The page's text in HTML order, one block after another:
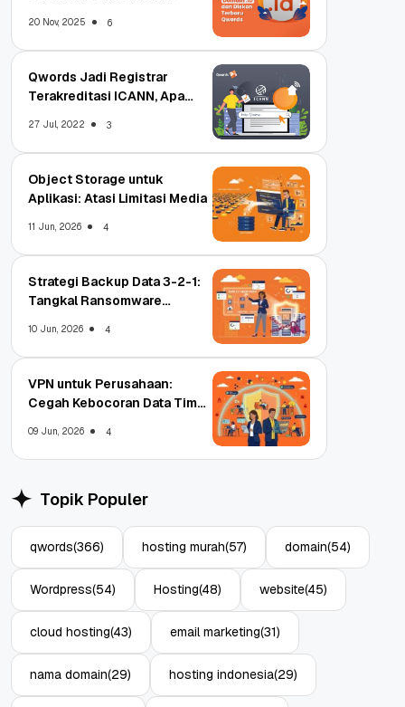
20 Nov, 2025 6
Qwords Jadi Registrar
Terakreditasi ICANN, Apa
27 Jul, 2022 3
Object Storage untuk
Aplikasi: Atasi Limitasi Media
11 Jun, 2026 4
Strategi Backup Data 3-2-1:
Tangkal Ransomware
10 Jun, 2026 4
VPN untuk Perusahaan:
Cegah Kebocoran Data Tim
09 Jun, 2026 4
Topik Populer
qwords(366) hosting murah(57) domain(54)
Wordpress(54) Hosting(48) website(45)
cloud hosting(43) email marketing(31)
nama domain(29) hosting indonesia(29)